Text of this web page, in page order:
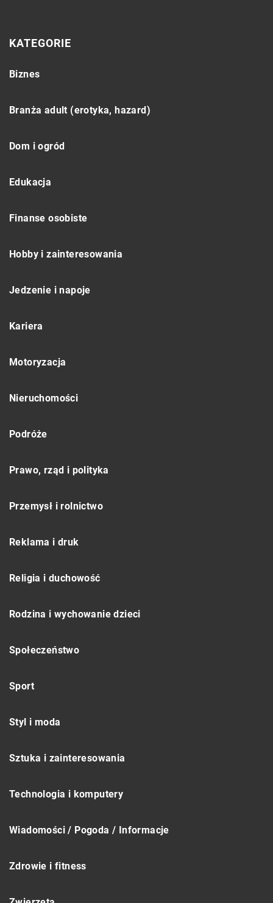
KATEGORIE
Biznes
Branża adult (erotyka, hazard)
Dom i ogród
Edukacja
Finanse osobiste
Hobby i zainteresowania
Jedzenie i napoje
Kariera
Motoryzacja
Nieruchomości
Podróże
Prawo, rząd i polityka
Przemysł i rolnictwo
Reklama i druk
Religia i duchowość
Rodzina i wychowanie dzieci
Społeczeństwo
Sport
Styl i moda
Sztuka i zainteresowania
Technologia i komputery
Wiadomości / Pogoda / Informacje
Zdrowie i fitness